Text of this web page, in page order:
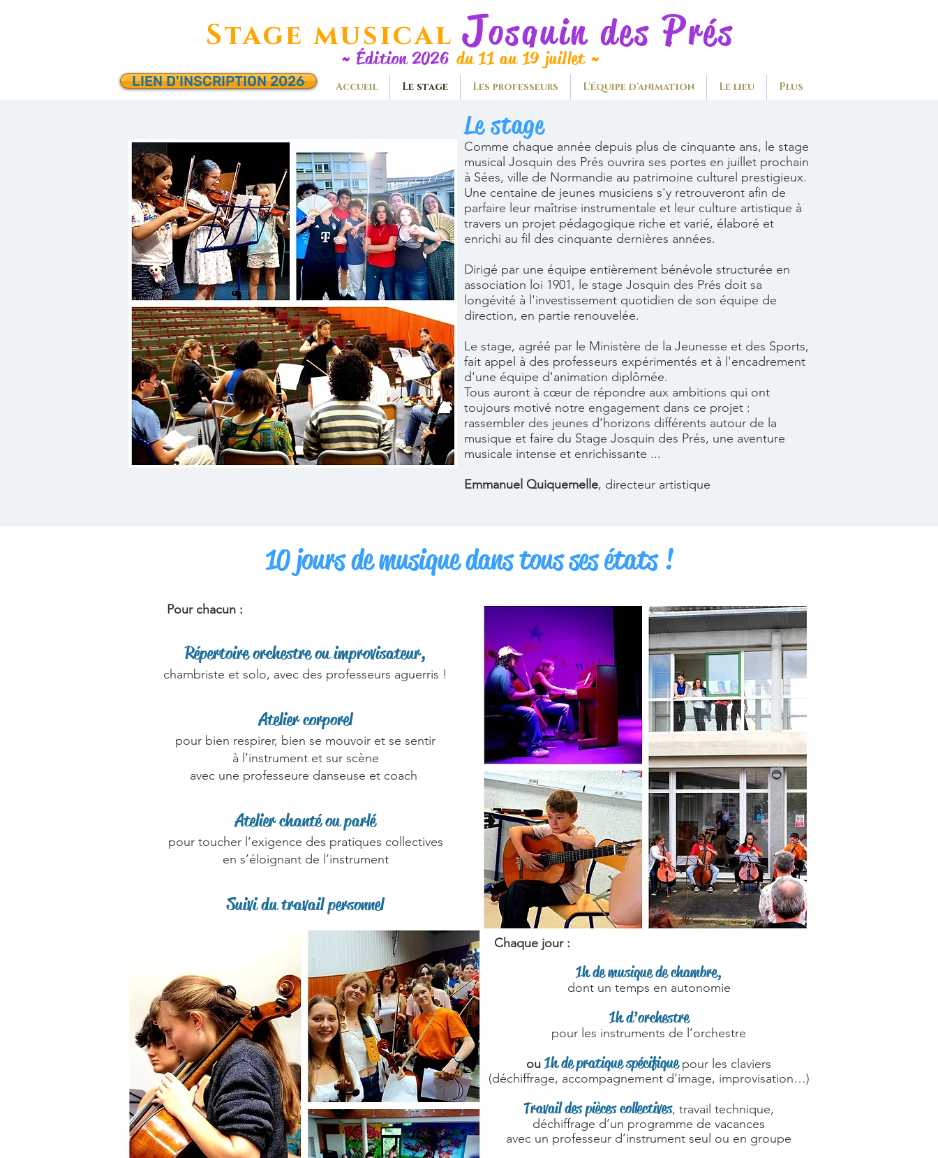
Stage musical Josquin desPrés
~ Édition 2026 du 11 au 19 juillet ~
LIEN D'INSCRIPTION 2026 Accueil Le stage Les professeurs L'équipe d'animation Le lieu Plus
Le stage
Comme chaque année depuis plus de cinquante ans, le stage
musical Josquin des Prés ouvrira ses portes en juillet prochain
à Sées, ville de Normandie au patrimoine culturel prestigieux.
Une centaine de jeunes musiciens s'y retrouveront afin de
parfaire leur maîtrise instrumentale et leur culture artistique à
travers un projet pédagogique riche et varié, élaboré et
enrichi au fil des cinquante dernières années.
Dirigé par une équipe entièrement bénévole structurée en
association loi 1901, le stage Josquin des Prés doit sa
longévité à l'investissement quotidien de son équipe de
direction, en partie renouvelée.
Le stage, agréé par le Ministère de la Jeunesse et des Sports,
fait appel à des professeurs expérimentés et à l'encadrement
d'une équipe d'animation diplômée.
Tous auront à cœur de répondre aux ambitions qui ont
toujours motivé notre engagement dans ce projet :
rassembler des jeunes d'horizons différents autour de la
musique et faire du Stage Josquin des Prés, une aventure
musicale intense et enrichissante ...
Emmanuel Quiquemelle, directeur artistique
10 jours de musique dans tous ses états !
Pour chacun :
⁠Répertoire orchestre ou improvisateur,
chambriste et solo, avec des professeurs aguerris !
Atelier corporel
pour bien respirer, bien se mouvoir et se sentir
à l’instrument et sur scène
avec une professeure danseuse et coach
⁠Atelier chanté ou parlé
pour toucher l’exigence des pratiques collectives
en s’éloignant de l’instrument
Suivi du travail personnel
Chaque jour :
1h de musique de chambre,
dont un temps en autonomie
1h d’orchestre
pour les instruments de l’orchestre
ou 1h de pratique spécifiquepour les claviers
(déchiffrage, accompagnement d’image, improvisation…)
Travail des pièces collectives, travail technique,
déchiffrage d’un programme de vacances
avec un professeur d’instrument seul ou en groupe